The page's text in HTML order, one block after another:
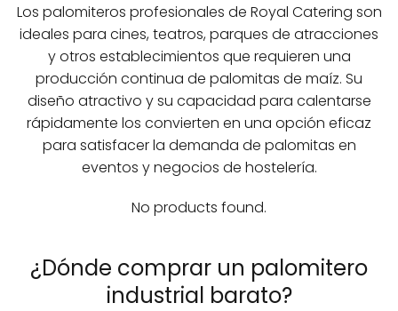
Los palomiteros profesionales de Royal Catering son
ideales para cines, teatros, parques de atracciones
y otros establecimientos que requieren una
producción continua de palomitas de maíz. Su
diseño atractivo y su capacidad para calentarse
rápidamente los convierten en una opción eficaz
para satisfacer la demanda de palomitas en
eventos y negocios de hostelería.
No products found.
¿Dónde comprar un palomitero
industrial barato?